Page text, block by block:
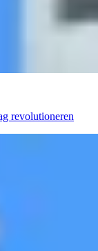
revolutioneren